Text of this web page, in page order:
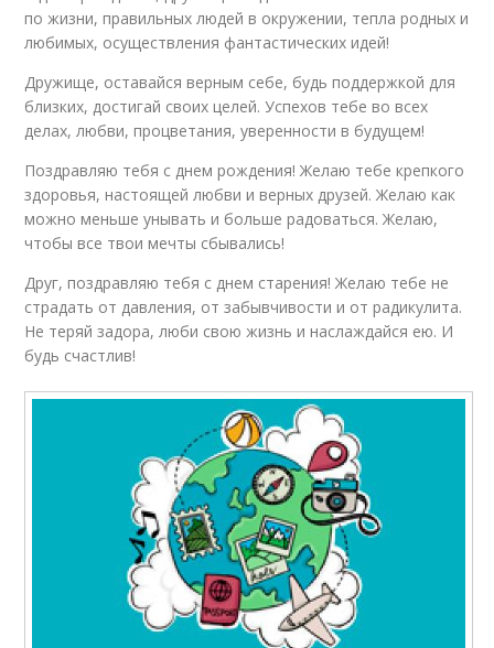
по жизни, правильных людей в окружении, тепла родных и
любимых, осуществления фантастических идей!
Дружище, оставайся верным себе, будь поддержкой для
близких, достигай своих целей. Успехов тебе во всех
делах, любви, процветания, уверенности в будущем!
Поздравляю тебя с днем рождения! Желаю тебе крепкого
здоровья, настоящей любви и верных друзей. Желаю как
можно меньше унывать и больше радоваться. Желаю,
чтобы все твои мечты сбывались!
Друг, поздравляю тебя с днем старения! Желаю тебе не
страдать от давления, от забывчивости и от радикулита.
Не теряй задора, люби свою жизнь и наслаждайся ею. И
будь счастлив!